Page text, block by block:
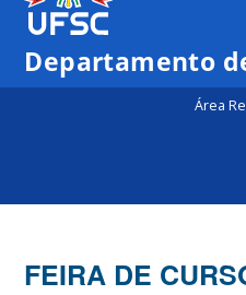
Departamento
Área
FEIRA DE